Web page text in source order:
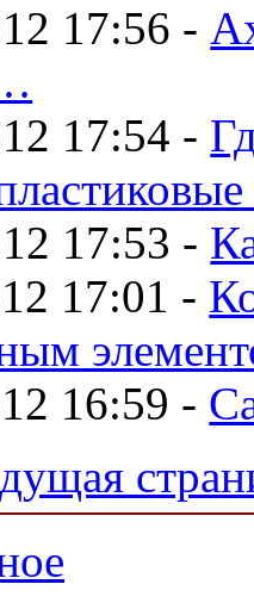
17:56 -
17:54 -
17:53 -
17:01 -
16:59 -